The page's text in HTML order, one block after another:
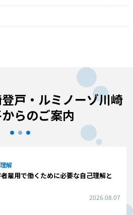
戸・ルミノーゾ川崎
らのご案内
解
雇用で働くために必要な自己理解と
2026.08.07